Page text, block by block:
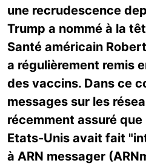
une recrudescence
Trump a nommé à la
Santé américain
a régulièrement remis
des vaccins. Dans ce
messages sur les
récemment assuré
Etats-Unis avait fait
à ARN messager